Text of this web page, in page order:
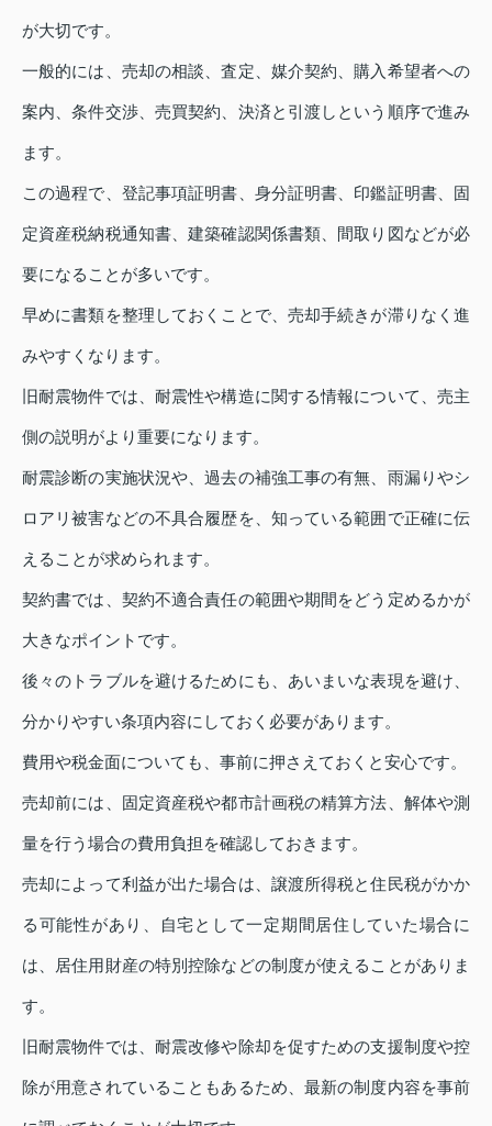
が大切です。
一般的には、売却の相談、査定、媒介契約、購入希望者への
案内、条件交渉、売買契約、決済と引渡しという順序で進み
ます。
この過程で、登記事項証明書、身分証明書、印鑑証明書、固
定資産税納税通知書、建築確認関係書類、間取り図などが必
要になることが多いです。
早めに書類を整理しておくことで、売却手続きが滞りなく進
みやすくなります。
旧耐震物件では、耐震性や構造に関する情報について、売主
側の説明がより重要になります。
耐震診断の実施状況や、過去の補強工事の有無、雨漏りやシ
ロアリ被害などの不具合履歴を、知っている範囲で正確に伝
えることが求められます。
契約書では、契約不適合責任の範囲や期間をどう定めるかが
大きなポイントです。
後々のトラブルを避けるためにも、あいまいな表現を避け、
分かりやすい条項内容にしておく必要があります。
費用や税金面についても、事前に押さえておくと安心です。
売却前には、固定資産税や都市計画税の精算方法、解体や測
量を行う場合の費用負担を確認しておきます。
売却によって利益が出た場合は、譲渡所得税と住民税がかか
る可能性があり、自宅として一定期間居住していた場合に
は、居住用財産の特別控除などの制度が使えることがありま
す。
旧耐震物件では、耐震改修や除却を促すための支援制度や控
除が用意されていることもあるため、最新の制度内容を事前